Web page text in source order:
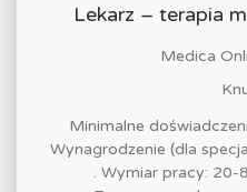
Lekarz – terapia
Medica
Minimalne
Wynagrodzenie (dla
. Wymiar pracy: 20-